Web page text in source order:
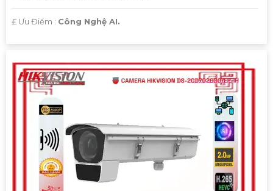
️₤ Ưu Điểm : Công Nghệ AI.